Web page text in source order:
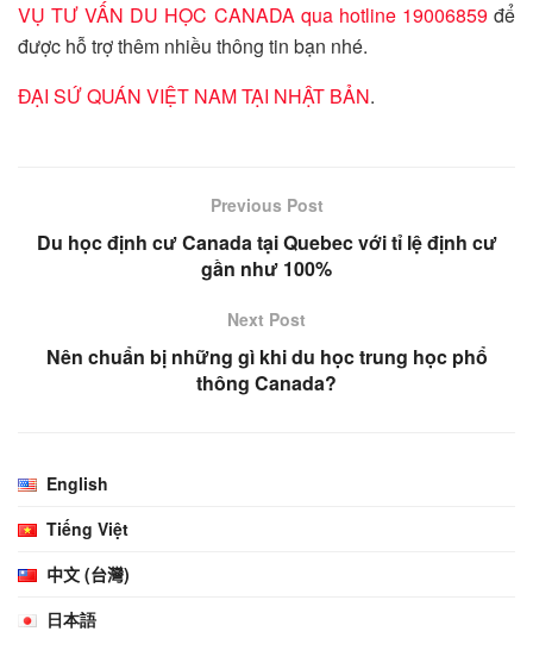
VỤ TƯ VẤN DU HỌC CANADA qua hotline 19006859để
được hỗ trợ thêm nhiều thông tin bạn nhé.
ĐẠI SỨ QUÁN VIỆT NAM TẠI NHẬT BẢN.
Previous Post
Du học định cư Canada tại Quebec với tỉ lệ định cư
gần như 100%
Next Post
Nên chuẩn bị những gì khi du học trung học phổ
thông Canada?
English
Tiếng Việt
中文 (台灣)
日本語